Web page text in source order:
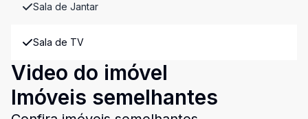
Sala de Jantar
Sala de TV
Video do imóvel
Imóveis semelhantes